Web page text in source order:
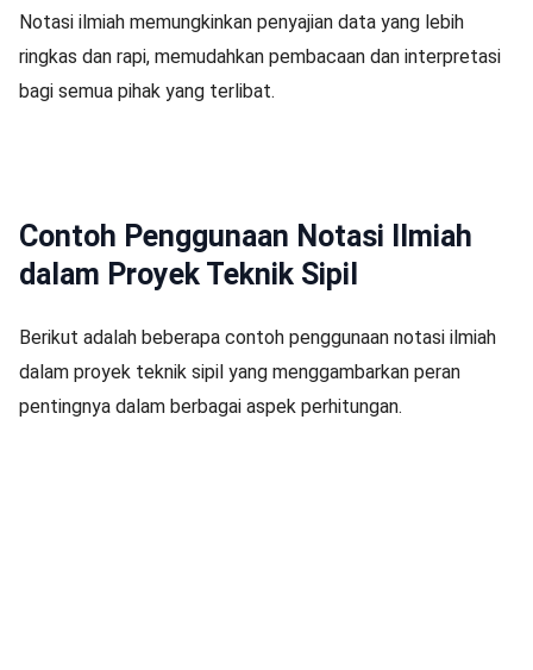
Notasi ilmiah memungkinkan penyajian data yang lebih
ringkas dan rapi, memudahkan pembacaan dan interpretasi
bagi semua pihak yang terlibat.
Contoh Penggunaan Notasi Ilmiah
dalam Proyek Teknik Sipil
Berikut adalah beberapa contoh penggunaan notasi ilmiah
dalam proyek teknik sipil yang menggambarkan peran
pentingnya dalam berbagai aspek perhitungan.